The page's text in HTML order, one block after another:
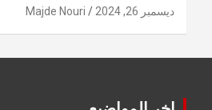
ديسمبر 26, 2024 Majde Nouri